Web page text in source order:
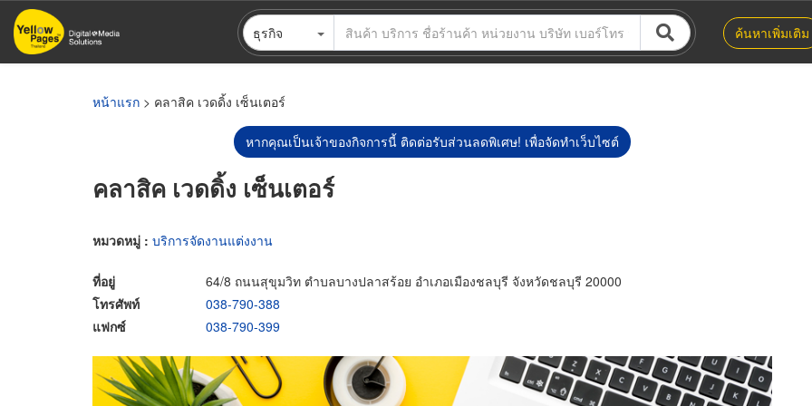
ข้าม
ไป
ธุรกิจ ค้นหาเพิ่มเติม
หน้าแรก > คลาสิค เวดดิ้ง เซ็นเตอร์
หากคุณเป็นเจ้าของกิจการนี้ ติดต่อรับส่วนลดพิเศษ! เพื่อจัดทำเว็บไซต์
คลาสิค เวดดิ้ง เซ็นเตอร์
หมวดหมู่ : บริการจัดงานแต่งงาน
ที่อยู่
64/8 ถนนสุขุมวิท ตำบลบางปลาสร้อย อำเภอเมืองชลบุรี จังหวัดชลบุรี 20000
โทรศัพท์
038-790-388
แฟกซ์
038-790-399